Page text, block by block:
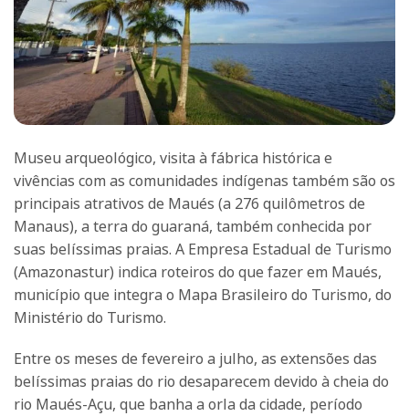
Museu arqueológico, visita à fábrica histórica e
vivências com as comunidades indígenas também são os
principais atrativos de Maués (a 276 quilômetros de
Manaus), a terra do guaraná, também conhecida por
suas belíssimas praias. A Empresa Estadual de Turismo
(Amazonastur) indica roteiros do que fazer em Maués,
município que integra o Mapa Brasileiro do Turismo, do
Ministério do Turismo.
Entre os meses de fevereiro a julho, as extensões das
belíssimas praias do rio desaparecem devido à cheia do
rio Maués-Açu, que banha a orla da cidade, período